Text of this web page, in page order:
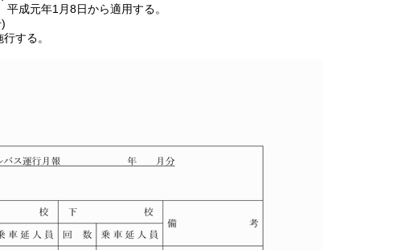
成元年1月8日から適用する。
する。